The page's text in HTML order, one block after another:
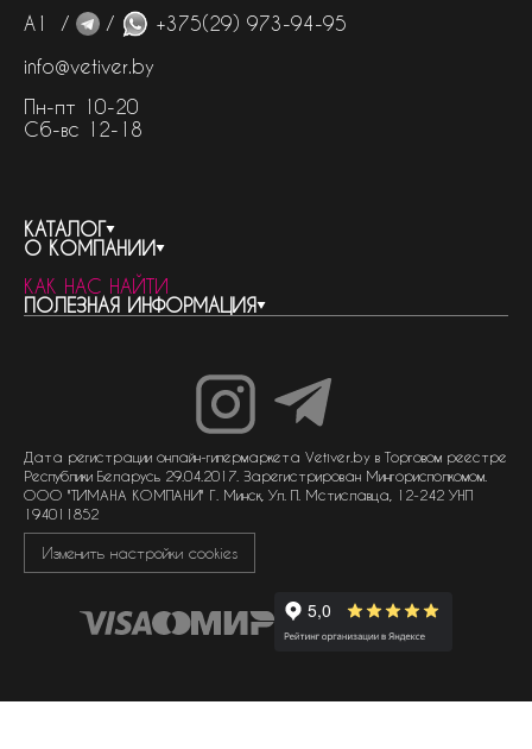
А1 /
/
+375(29) 973-94-95
info@vetiver.by
Пн-пт 10-20
Сб-вс 12-18
КАТАЛОГ
весь каталог
бренды
женская парфюмерия
мужская парфюмерия
унисекс парфюмерия
О КОМПАНИИ
контакты
о компании
доставка и оплата
КАК НАС НАЙТИ
ПОЛЕЗНАЯ ИНФОРМАЦИЯ
как совершить покупку
политика обработки персональных данных
политика обработки файлов cookie
Дата регистрации онлайн-гипермаркета Vetiver.by в Торговом реестре
Республики Беларусь 29.04.2017. Зарегистрирован Мингорисполкомом.
ООО "ТИМАНА КОМПАНИ" Г. Минск, Ул. П. Мстиславца, 12-242 УНП
194011852
Изменить настройки cookies